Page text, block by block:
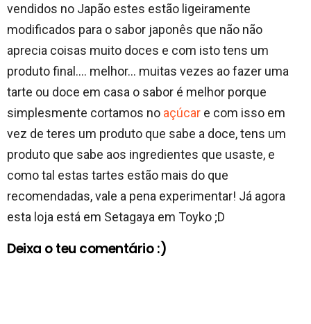
vendidos no Japão estes estão ligeiramente
modificados para o sabor japonês que não não
aprecia coisas muito doces e com isto tens um
produto final…. melhor… muitas vezes ao fazer uma
tarte ou doce em casa o sabor é melhor porque
simplesmente cortamos no açúcar e com isso em
vez de teres um produto que sabe a doce, tens um
produto que sabe aos ingredientes que usaste, e
como tal estas tartes estão mais do que
recomendadas, vale a pena experimentar! Já agora
esta loja está em Setagaya em Toyko ;D
Deixa o teu comentário :)